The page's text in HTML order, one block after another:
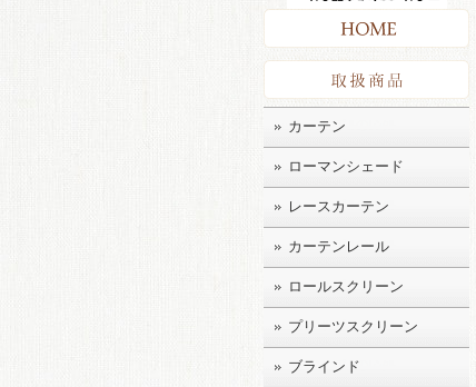
カーテン
ローマンシェード
レースカーテン
カーテンレール
ロールスクリーン
プリーツスクリーン
ブラインド